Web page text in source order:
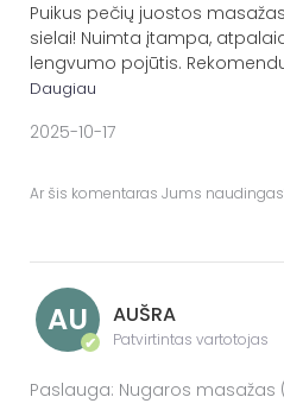
Puikus pečių juostos
sielai! Nuimta įtampa,
lengvumo pojūtis.
Daugiau
2025-10-17
Ar šis komentaras Jums
AU
✔
AUŠRA
Patvirtintas vartotojas
Paslauga: Nugaros masažas